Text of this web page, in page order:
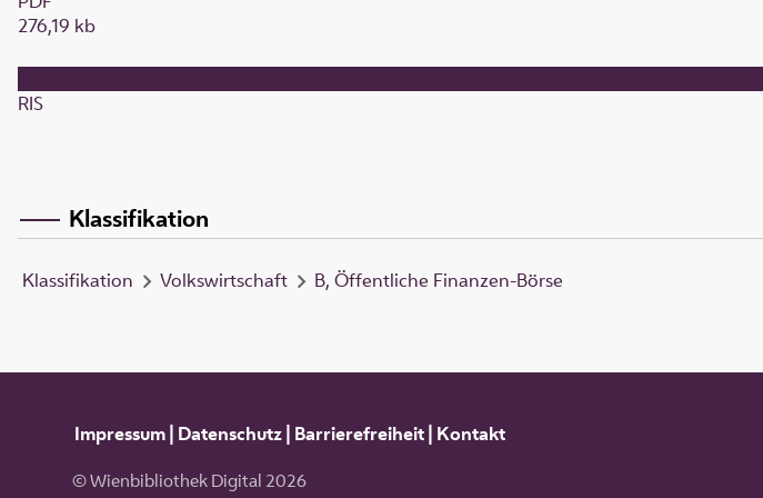
276,19 kb
RIS
Klassifikation
Klassifikation Volkswirtschaft B, Öffentliche Finanzen-Börse
Impressum| Datenschutz| Barrierefreiheit| Kontakt
© Wienbibliothek Digital 2026